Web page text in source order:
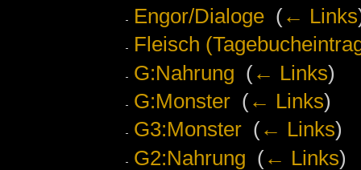
Engor/Dialoge‎ (← Links
Fleisch
G:Nahrung (← Links)
G:Monster‎ (← Links)
G3:Monster‎ (← Links)
G2:Nahrung (← Links)